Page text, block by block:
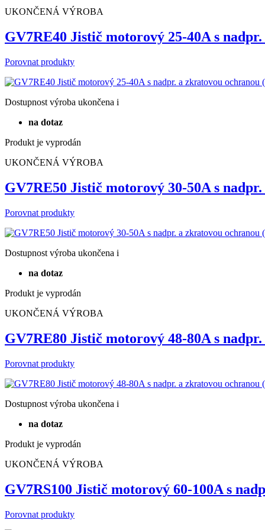
UKONČENÁ VÝROBA
GV7RE40 Jistič motorový 25-40A s
Porovnat produkty
Dostupnost výroba ukončena i
na dotaz
Produkt je vyprodán
UKONČENÁ VÝROBA
GV7RE50 Jistič motorový 30-50A s
Porovnat produkty
Dostupnost výroba ukončena i
na dotaz
Produkt je vyprodán
UKONČENÁ VÝROBA
GV7RE80 Jistič motorový 48-80A s
Porovnat produkty
Dostupnost výroba ukončena i
na dotaz
Produkt je vyprodán
UKONČENÁ VÝROBA
GV7RS100 Jistič motorový 60-100A s
Porovnat produkty